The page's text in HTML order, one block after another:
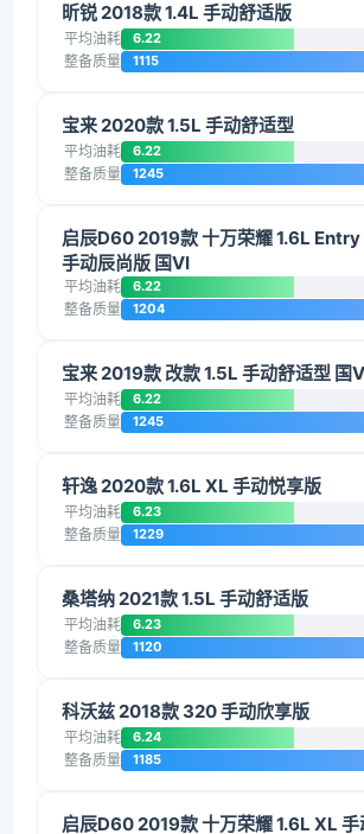
昕锐 2018款 1.4L 手动舒适版
平均油耗 6.22
整备质量 1115
宝来 2020款 1.5L 手动舒适型
平均油耗 6.22
整备质量 1245
启辰D60 2019款 十万荣耀 1.6L Entry
手动辰尚版 国VI
平均油耗 6.22
整备质量 1204
宝来 2019款 改款 1.5L 手动舒适型 国
平均油耗 6.22
整备质量 1245
轩逸 2020款 1.6L XL 手动悦享版
平均油耗 6.23
整备质量 1229
桑塔纳 2021款 1.5L 手动舒适版
平均油耗 6.23
整备质量 1120
科沃兹 2018款 320 手动欣享版
平均油耗 6.24
整备质量 1185
启辰D60 2019款 十万荣耀 1.6L XL 手